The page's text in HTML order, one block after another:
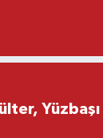
Yüzbaşı